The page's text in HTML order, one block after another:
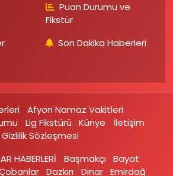
Puan Durumu ve
Fikstür
Son Dakika Haberleri
Afyon Namaz Vakitleri
Lig Fikstürü Künye
İletişim
Gizlilik Sözleşmesi
HABERLERİ
Başmakçı
Bayat
Dazkırı Dinar Emirdağ‎